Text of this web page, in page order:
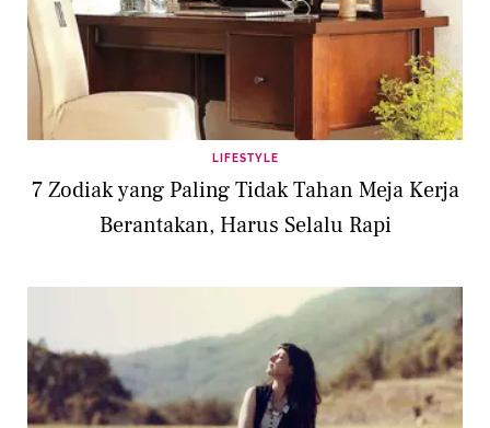
LIFESTYLE
7 Zodiak yang Paling Tidak Tahan Meja Kerja
Berantakan, Harus Selalu Rapi